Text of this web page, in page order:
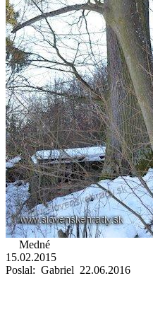
Medné
15.02.2015
Poslal: Gabriel 22.06.2016